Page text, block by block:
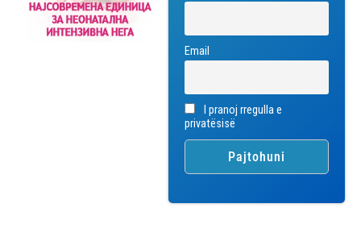
Email
I pranoj rregulla e
privatësisë